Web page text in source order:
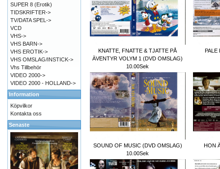
KNATTE, FNATTE & TJATTE PÅ
ÄVENTYR VOLYM 1 (DVD OMSLAG)
10.00Sek
PALE
SOUND OF MUSIC (DVD OMSLAG)
10.00Sek
HON
SUPER 8 (Erotik)
TIDSKRIFTER->
TV/DATA SPEL->
VCD
VHS->
VHS BARN->
VHS EROTIK->
VHS OMSLAG/INSTICK->
Vhs Tillbehör
VIDEO 2000->
VIDEO 2000 - HOLLAND->
Information
Köpvilkor
Kontakta oss
Senaste